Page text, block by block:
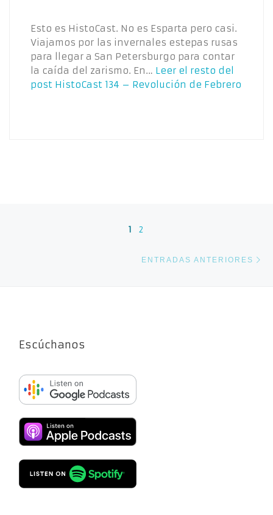
Esto es HistoCast. No es Esparta pero casi.
Viajamos por las invernales estepas rusas
para llegar a San Petersburgo para contar
la caída del zarismo. En… Leer el resto del
post HistoCast 134 – Revolución de Febrero
Navegación de entradas
1 2
ENTRADAS ANTERIORES
Escúchanos